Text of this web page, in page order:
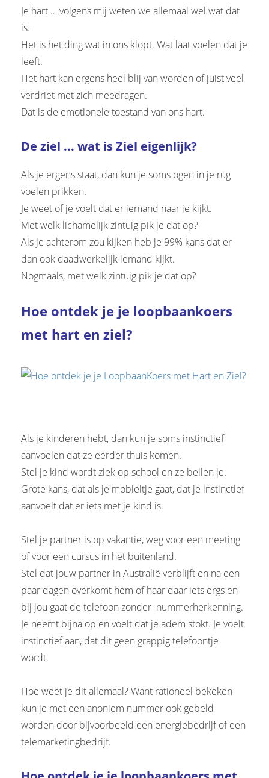
Je hart … volgens mij weten we allemaal wel wat dat
is.
Het is het ding wat in ons klopt. Wat laat voelen dat je
leeft.
Het hart kan ergens heel blij van worden of juist veel
verdriet met zich meedragen.
Dat is de emotionele toestand van ons hart.
De ziel ... wat is Ziel eigenlijk?
Als je ergens staat, dan kun je soms ogen in je rug
voelen prikken.
Je weet of je voelt dat er iemand naar je kijkt.
Met welk lichamelijk zintuig pik je dat op?
Als je achterom zou kijken heb je 99% kans dat er
dan ook daadwerkelijk iemand kijkt.
Nogmaals, met welk zintuig pik je dat op?
Hoe ontdek je je loopbaankoers
met hart en ziel?
Als je kinderen hebt, dan kun je soms instinctief
aanvoelen dat ze eerder thuis komen.
Stel je kind wordt ziek op school en ze bellen je.
Grote kans, dat als je mobieltje gaat, dat je instinctief
aanvoelt dat er iets met je kind is.
Stel je partner is op vakantie, weg voor een meeting
of voor een cursus in het buitenland.
Stel dat jouw partner in Australië verblijft en na een
paar dagen overkomt hem of haar daar iets ergs en
bij jou gaat de telefoon zonder nummerherkenning.
Je neemt bijna op en voelt dat je adem stokt. Je voelt
instinctief aan, dat dit geen grappig telefoontje
wordt.
Hoe weet je dit allemaal? Want rationeel bekeken
kun je met een anoniem nummer ook gebeld
worden door bijvoorbeeld een energiebedrijf of een
telemarketingbedrijf.
website-
van